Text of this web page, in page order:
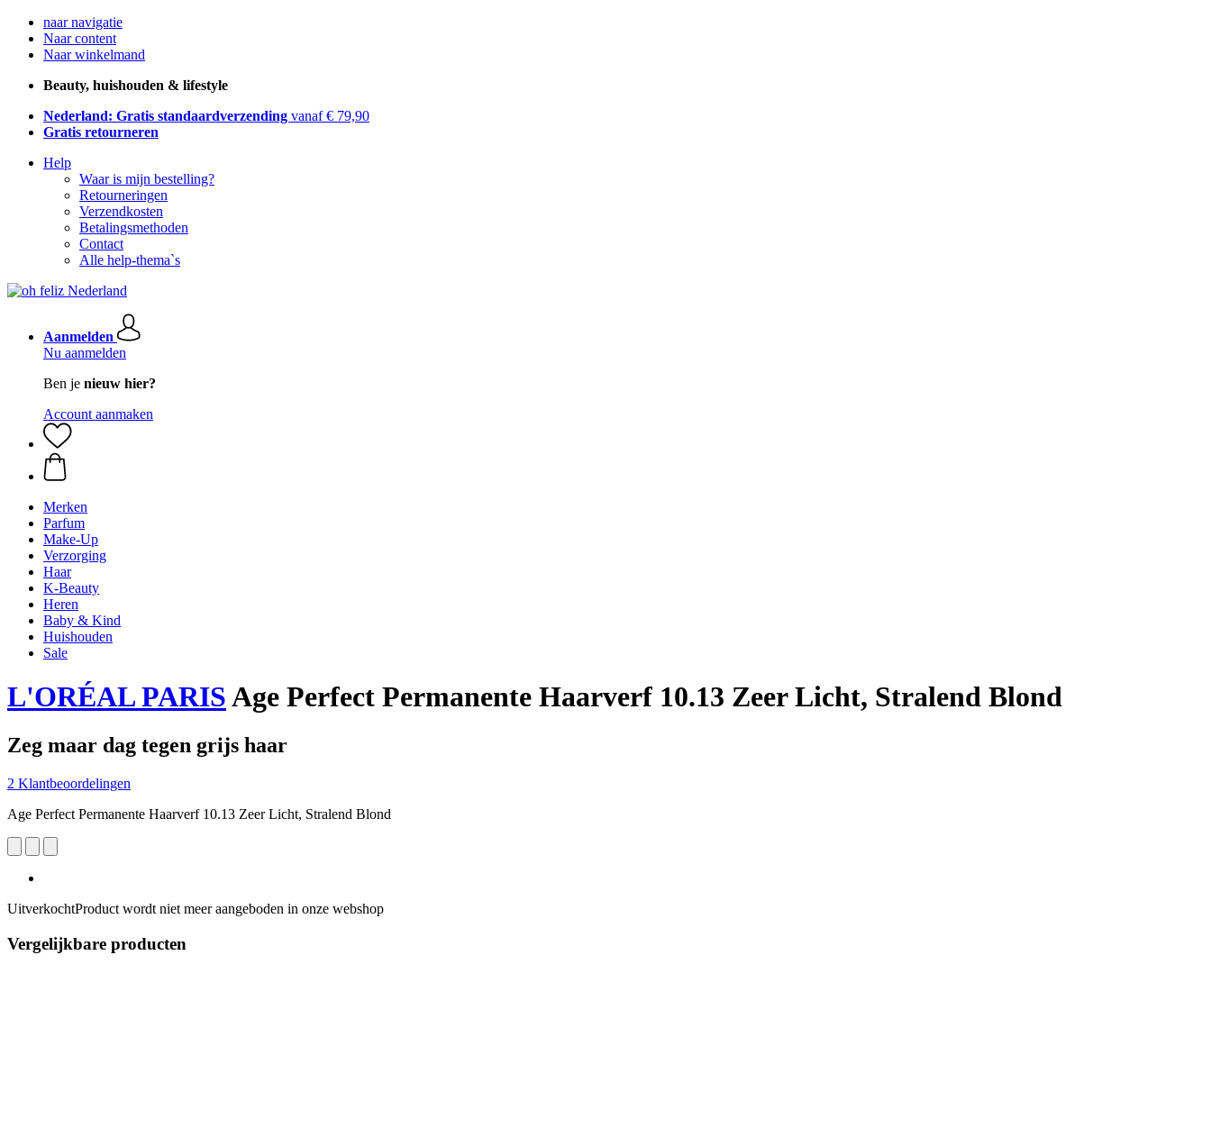
naar navigatie
Naar content
Naar winkelmand
Beauty, huishouden & lifestyle
Nederland: Gratis standaardverzending vanaf € 79,90
Gratis retourneren
Help
Waar is mijn bestelling?
Retourneringen
Verzendkosten
Betalingsmethoden
Contact
Alle help-thema`s
Aanmelden
Nu aanmelden
Ben je nieuw hier?
Account aanmaken
Merken
Parfum
Make-Up
Verzorging
Haar
K-Beauty
Heren
Baby & Kind
Huishouden
Sale
L'ORÉAL PARISAge Perfect Permanente Haarverf 10.13 Zeer Licht, Stralend Blond
Zeg maar dag tegen grijs haar
2 Klantbeoordelingen
Age Perfect Permanente Haarverf 10.13 Zeer Licht, Stralend Blond
UitverkochtProduct wordt niet meer aangeboden in onze webshop
Vergelijkbare producten